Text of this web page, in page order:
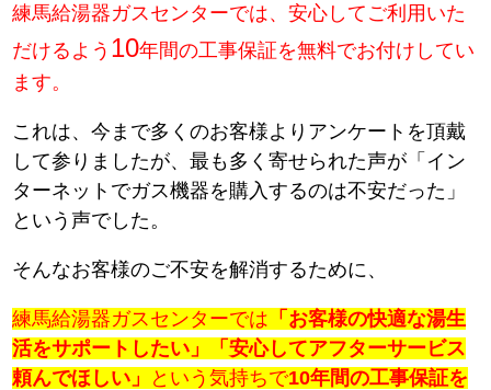
練馬給湯器ガスセンターでは、安心してご利用いた
だけるよう 10年間の工事保証を無料でお付けしてい
ます。
これは、今まで多くのお客様よりアンケートを頂戴
して参りましたが、最も多く寄せられた声が「イン
ターネットでガス機器を購入するのは不安だった」
という声でした。
そんなお客様のご不安を解消するために、
練馬給湯器ガスセンターでは 「お客様の快適な湯生
活をサポートしたい」「安心してアフターサービス
頼んでほしい」
という気持ちで10年間の工事保証を